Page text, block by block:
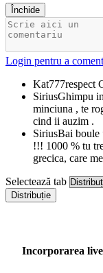
Închide
Login pentru a
Kat777respect
SiriusGhimpu
minciuna , te
cind ii auzim .
SiriusBai boule
!!! 1000 % tu
grecica, care
Selectează tab
Distribuție
Incorporarea